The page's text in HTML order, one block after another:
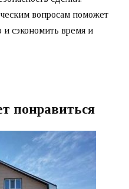
вопросам поможет
и сэкономить время и
понравиться